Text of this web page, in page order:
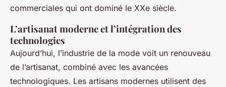
commerciales qui ont dominé le XXe siècle.
L’artisanat moderne et l’intégration des
technologies
Aujourd’hui, l’industrie de la mode voit un renouveau
de l’artisanat, combiné avec les avancées
technologiques. Les artisans modernes utilisent des